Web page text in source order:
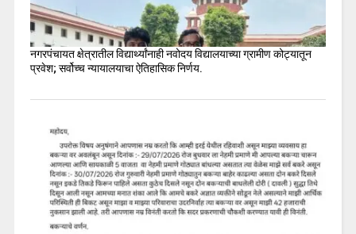
नगरपंचायत क्षेत्रातील विद्यार्थ्यांनाही नवोदय विद्यालयाच्या ग्रामीण कोट्यातून
प्रवेश; सर्वोच्च न्यायालयाचा ऐतिहासिक निर्णय.